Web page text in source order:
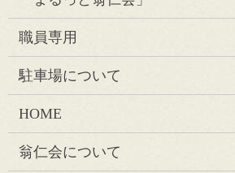
職員専用
駐車場について
HOME
翁仁会について